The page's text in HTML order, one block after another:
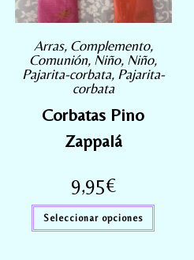
Arras, Complemento,
Comunión, Niño, Niño,
Pajarita-corbata, Pajarita-
corbata
Corbatas Pino
Zappalá
9,95€
Seleccionar opciones